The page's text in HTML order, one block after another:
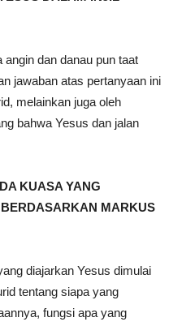
angin dan danau pun taat
jawaban atas pertanyaan ini
melainkan juga oleh
bahwa Yesus dan jalan
KUASA YANG
MARKUS
diajarkan Yesus dimulai
tentang siapa yang
fungsi apa yang